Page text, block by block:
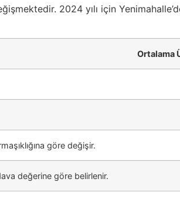
2024 yılı için
Ortalama
göre değişir.
değerine göre belirlenir.